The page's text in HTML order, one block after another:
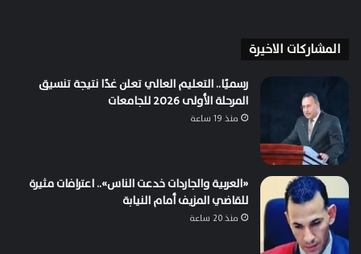
المشاركات الاخيرة
رسميًا.. التعليم العالي تعلن غدًا نتيجة تنسيق
المرحلة الأولى 2026 للجامعات
منذ 19 ساعة
«العربية والجاردات خدعت الناس».. اعترافات مثيرة
للقاضي المزيف أمام النيابة
منذ 20 ساعة